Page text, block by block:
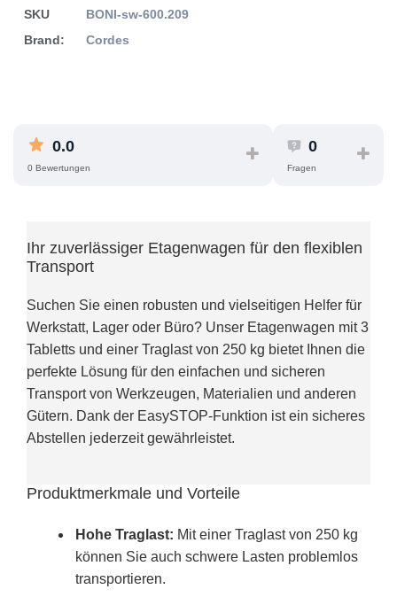
SKU
BONI-sw-600.209
Brand:
Cordes
0.0
0 Bewertungen
0
Fragen
Ihr zuverlässiger Etagenwagen für den flexiblen
Transport
Suchen Sie einen robusten und vielseitigen Helfer für
Werkstatt, Lager oder Büro? Unser Etagenwagen mit 3
Tabletts und einer Traglast von 250 kg bietet Ihnen die
perfekte Lösung für den einfachen und sicheren
Transport von Werkzeugen, Materialien und anderen
Gütern. Dank der EasySTOP-Funktion ist ein sicheres
Abstellen jederzeit gewährleistet.
Produktmerkmale und Vorteile
Hohe Traglast: Mit einer Traglast von 250 kg
können Sie auch schwere Lasten problemlos
transportieren.